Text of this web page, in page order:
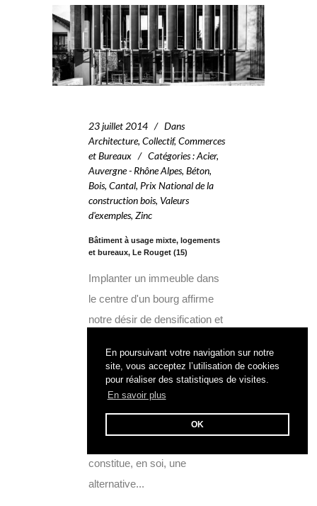
En poursuivant votre navigation sur notre
site, vous acceptez l’utilisation de cookies
pour réaliser des statistiques de visites.
En savoir plus
OK
23 juillet 2014
Dans
Architecture, Collectif, Commerces
et Bureaux
Catégories:Acier,
Auvergne - Rhône Alpes, Béton,
Bois, Cantal, Prix National de la
construction bois, Valeurs
d'exemples, Zinc
Bâtiment à usage mixte, logements
et bureaux, Le Rouget (15)
Implanter un immeuble dans
le centre d'un bourg affirme
notre désir de densification et
créée à son animation
quotidienne et à son
attractivité plutôt que de
construire en périphérie sur un
constitue, en soi, une
alternative...